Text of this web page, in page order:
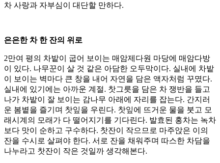
차 사랑과 자부심이 대단할 만하다.
은은한 차 한 잔의 위로
2만여 평의 차밭이 굽어 보이는 매암제다원 마당에 매암다방
이 있다. 나무꾼이 살 것 같은 아담한 오두막이다. 실내에 차밭
이 보이는 벽마다 큰 창을 내어 자연을 담은 액자처럼 꾸몄다.
실내에 있기에는 아까운 계절. 찻그릇을 담은 차 쟁반을 들고
나가 차밭이 잘 보이는 감나무 아래에 자리를 잡는다. 간지러
운 봄볕을 즐기며 찻잎을 우린다. 찻잎에 뜨거운 물을 붓고 모
래시계의 모래가 다 떨어지기를 기다린다. 발효된 홍차는 녹차
보다 맛이 순하고 구수하다. 찻잔이 작으므로 마주앉은 이의
잔을 수시로 살펴야 한다. 서로 잔을 채워주며 따스한 차담을
나누라고 찻잔이 작은 것일까 생각해본다.